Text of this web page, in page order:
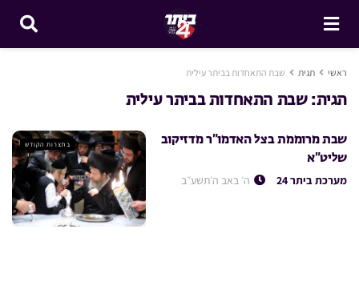
ראשי תגית שבת התאחדות בביתר עילית
תגית:שבת התאחדות בביתר עילית
בחצרות הקודש
שבת מרוממת בצל האדמו”ר מדזיקוב
שליט”א
מערכת ביתר 24 ה׳ באב ה׳תשע״ב